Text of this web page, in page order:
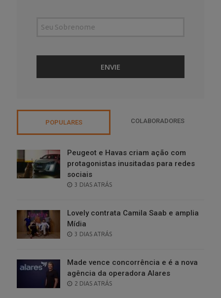
POPULARES COLABORADORES
Peugeot e Havas criam ação com
protagonistas inusitadas para redes
sociais
POSTED
3 DIAS ATRÁS
Lovely contrata Camila Saab e amplia
Mídia
POSTED
3 DIAS ATRÁS
Made vence concorrência e é a nova
agência da operadora Alares
POSTED
2 DIAS ATRÁS